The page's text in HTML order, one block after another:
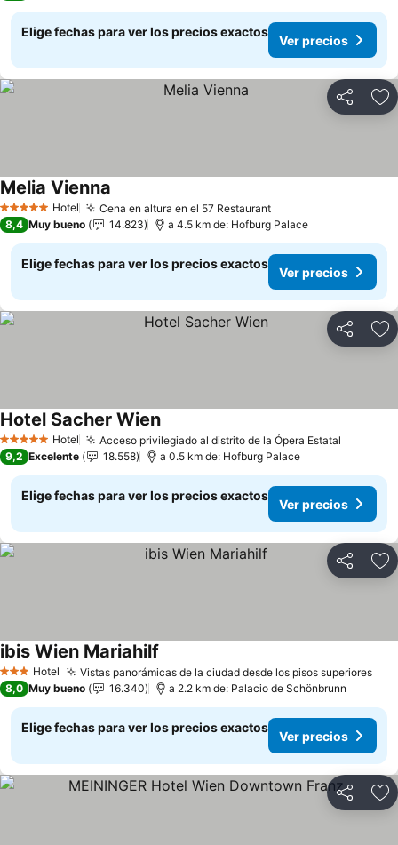
Elige fechas para ver los precios exactos
Ver precios
Compartir
5 Estrellas Hotel Cena en altura en el 57 RestaurantVer precios
Melia Vienna
8,4 Muy bueno 14.823 a 4.5 km de: Hofburg Palace
Elige fechas para ver los precios exactos
Ver precios
Compartir
5 Estrellas Hotel Acceso privilegiado al distrito de la Ópera Estatal
Hotel Sacher WienVer precios
9,2 Excelente 18.558 a 0.5 km de: Hofburg Palace
Elige fechas para ver los precios exactos
Ver precios
Compartir
3 Estrellas
Hotel Vistas panorámicas de la ciudad desde los pisos superiores
ibis Wien Mariahilf
8,0 Muy bueno 16.340 a 2.2 km de: Palacio de Schönbrunn
Elige fechas para ver los precios exactos
Ver precios
Compartir